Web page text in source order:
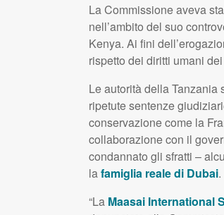
La Commissione aveva
nell’ambito del suo
Kenya. Ai fini
rispetto dei diritti umani
Le autorità della
ripetute sentenze
conservazione come la
collaborazione con il
condannato gli sfratti –
lafamiglia reale di Dubai.
“La Maasai International